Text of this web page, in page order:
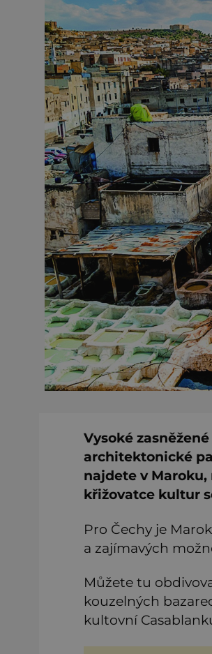
Vysoké
architektonické
najdete v
křižovatce kultur
Pro Čechy je
a zajímavých
Můžete tu
kouzelných
kultovní